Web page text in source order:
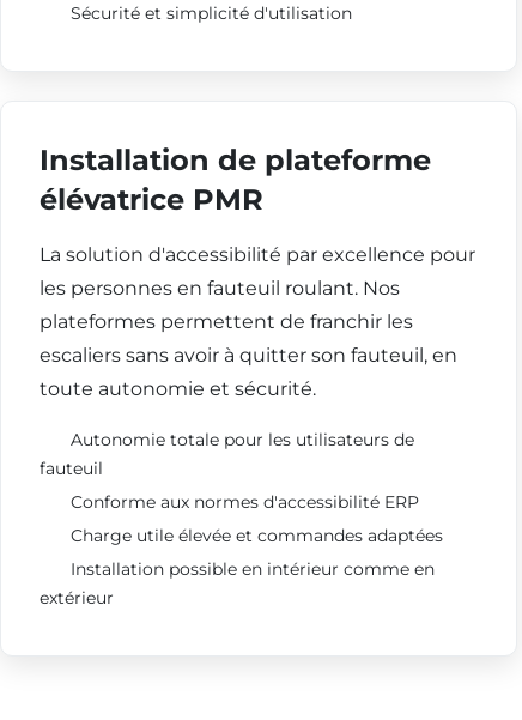
Sécurité et simplicité d'utilisation
Installation de plateforme
élévatrice PMR
La solution d'accessibilité par excellence pour
les personnes en fauteuil roulant. Nos
plateformes permettent de franchir les
escaliers sans avoir à quitter son fauteuil, en
toute autonomie et sécurité.
Autonomie totale pour les utilisateurs de
fauteuil
Conforme aux normes d'accessibilité ERP
Charge utile élevée et commandes adaptées
Installation possible en intérieur comme en
extérieur